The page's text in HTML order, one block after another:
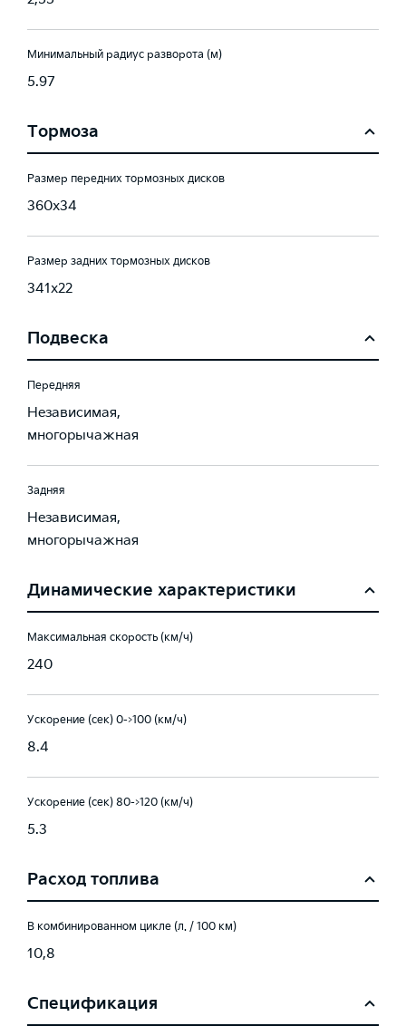
Минимальный радиус разворота (м)
5.97
Тормоза
Размер передних тормозных дисков
360x34
Размер задних тормозных дисков
341x22
Подвеска
Передняя
Независимая,
многорычажная
Задняя
Независимая,
многорычажная
Динамические характеристики
Максимальная скорость (км/ч)
240
Ускорение (сек) 0->100 (км/ч)
8.4
Ускорение (сек) 80->120 (км/ч)
5.3
Расход топлива
В комбинированном цикле (л. / 100 км)
10,8
Спецификация